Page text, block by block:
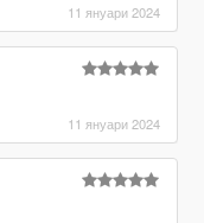
11 януари 2024
11 януари 2024